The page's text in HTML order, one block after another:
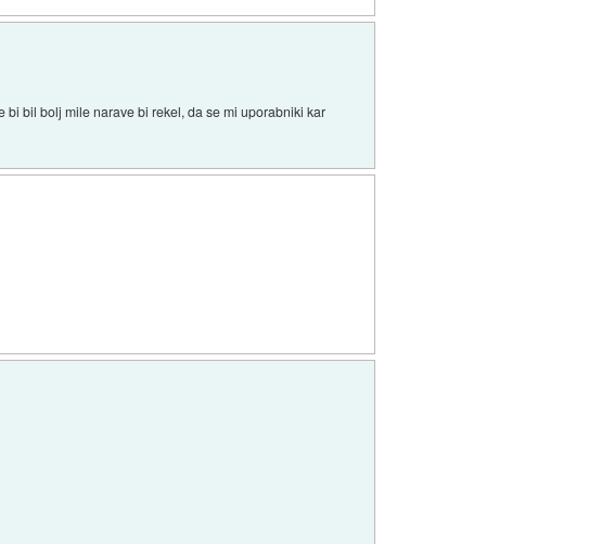
bi bil bolj mile narave bi rekel, da se mi uporabniki kar